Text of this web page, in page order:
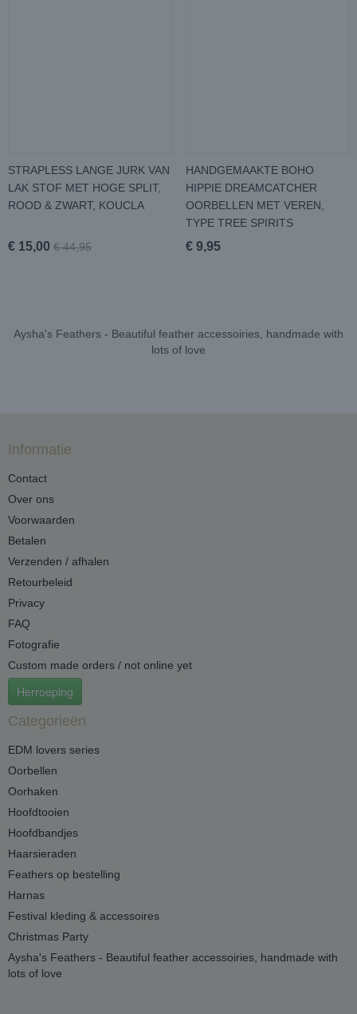
STRAPLESS LANGE JURK VAN
LAK STOF MET HOGE SPLIT,
ROOD & ZWART, KOUCLA
€ 15,00 € 44,95
HANDGEMAAKTE BOHO
HIPPIE DREAMCATCHER
OORBELLEN MET VEREN,
TYPE TREE SPIRITS
€ 9,95
Aysha's Feathers - Beautiful feather accessoiries, handmade with
lots of love
Informatie
Contact
Over ons
Voorwaarden
Betalen
Verzenden / afhalen
Retourbeleid
Privacy
FAQ
Fotografie
Custom made orders / not online yet
Herroeping
Categorieën
EDM lovers series
Oorbellen
Oorhaken
Hoofdtooien
Hoofdbandjes
Haarsieraden
Feathers op bestelling
Harnas
Festival kleding & accessoires
Christmas Party
Aysha's Feathers - Beautiful feather accessoiries, handmade with
lots of love